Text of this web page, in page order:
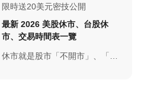
匯手續費、定期定額手續費⋯等
限時送20美元密技公開
最新 2026 美股休市、台股休
市、交易時間表一覽
休市就是股市「不開市」、「不